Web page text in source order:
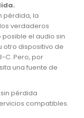
pérdida, la
verdaderos
el audio sin
otro dispositivo de
C. Pero, por
una fuente de
pérdida
compatibles.